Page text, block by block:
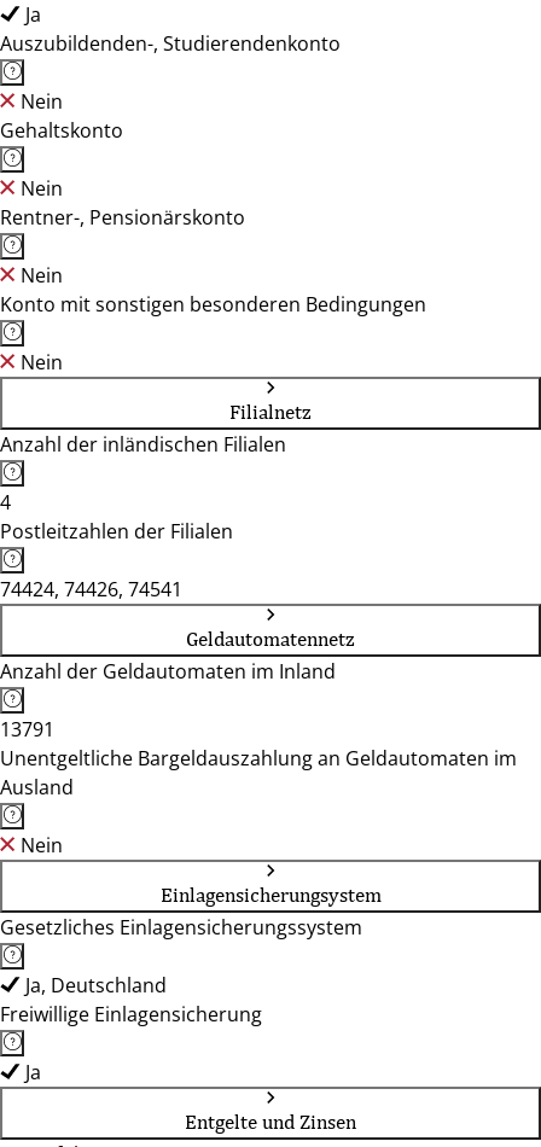
Ja
Auszubildenden-, Studierendenkonto
Nein
Gehaltskonto
Nein
Rentner-, Pensionärskonto
Nein
Konto mit sonstigen besonderen Bedingungen
Nein
Filialnetz
Anzahl der inländischen Filialen
4
Postleitzahlen der Filialen
74424, 74426, 74541
Geldautomatennetz
Anzahl der Geldautomaten im Inland
13791
Unentgeltliche Bargeldauszahlung an Geldautomaten im
Ausland
Nein
Einlagensicherungsystem
Gesetzliches Einlagensicherungssystem
Ja, Deutschland
Freiwillige Einlagensicherung
Ja
Entgelte und Zinsen